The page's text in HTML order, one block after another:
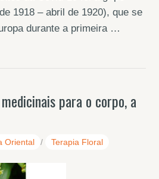
1918 – abril de 1920), que se
durante a primeira …
para o corpo, a
Oriental / Terapia Floral